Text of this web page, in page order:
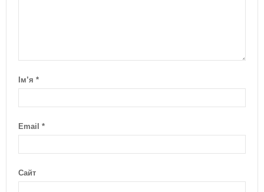
Ім’я *
Email *
Сайт